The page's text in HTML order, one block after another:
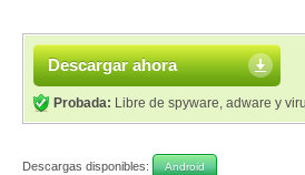
Descargar ahora
Probada: Libre de spyware, adware y
Descargas disponibles: Android